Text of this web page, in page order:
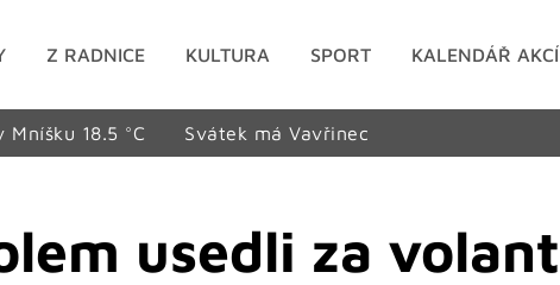
Z RADNICE KULTURA SPORT KALENDÁŘ AKCÍ
18.5 °C Svátek má Vavřinec
usedli za volant